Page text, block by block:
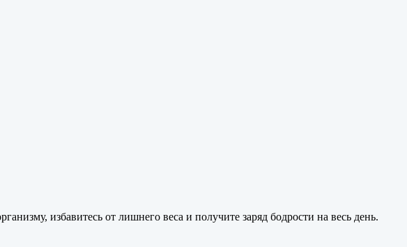
избавитесь от лишнего веса и получите заряд бодрости на весь день.